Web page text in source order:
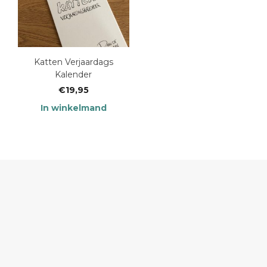
Katten Verjaardags
Kalender
€19,95
In winkelmand